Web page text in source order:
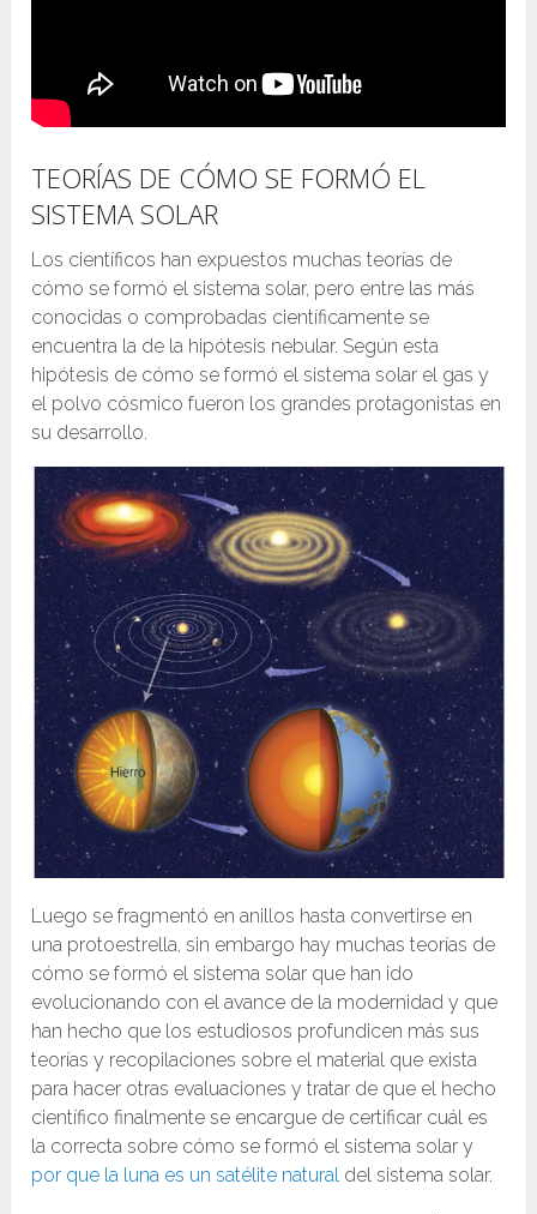
TEORÍAS DE CÓMO SE FORMÓ EL
SISTEMA SOLAR
Los científicos han expuestos muchas teorías de
cómo se formó el sistema solar, pero entre las más
conocidas o comprobadas científicamente se
encuentra la de la hipótesis nebular. Según esta
hipótesis de cómo se formó el sistema solar el gas y
el polvo cósmico fueron los grandes protagonistas en
su desarrollo.
Luego se fragmentó en anillos hasta convertirse en
una protoestrella, sin embargo hay muchas teorías de
cómo se formó el sistema solar que han ido
evolucionando con el avance de la modernidad y que
han hecho que los estudiosos profundicen más sus
teorías y recopilaciones sobre el material que exista
para hacer otras evaluaciones y tratar de que el hecho
científico finalmente se encargue de certificar cuál es
la correcta sobre cómo se formó el sistema solar y
por que la luna es un satélite natural del sistema solar.